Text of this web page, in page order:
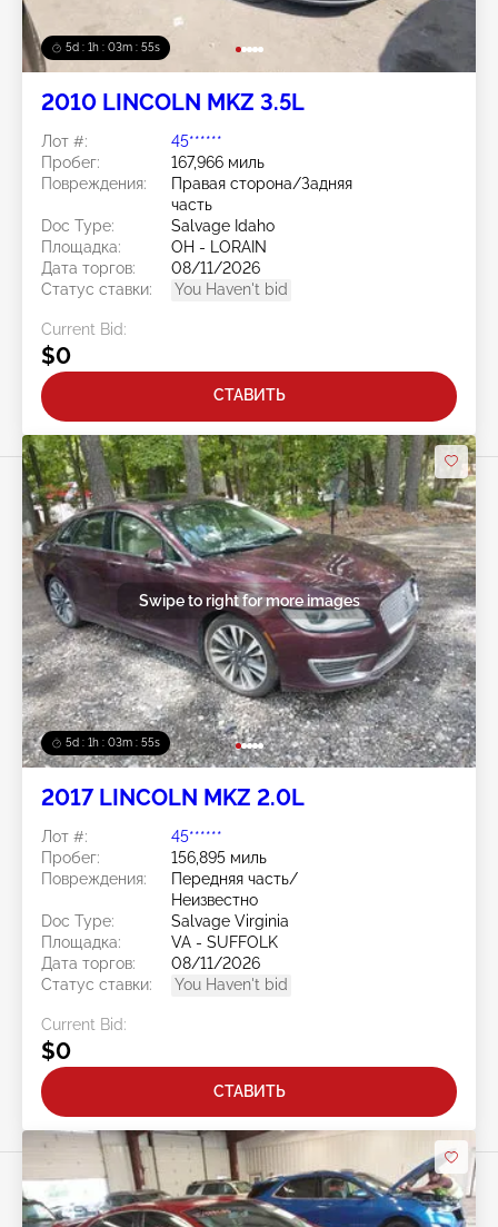
5d : 1h : 03m : 52s
2010 LINCOLN MKZ 3.5L
Лот #:
45******
Пробег:
167,966 миль
Повреждения:
Правая сторона/Задняя
часть
Doc Type:
Salvage Idaho
Площадка:
OH - LORAIN
Дата торгов:
08/11/2026
Статус ставки:
You Haven't bid
Current Bid:
$0
СТАВИТЬ
5d : 1h : 03m : 52s
Swipe to right for more images
2017 LINCOLN MKZ 2.0L
Лот #:
45******
Пробег:
156,895 миль
Повреждения:
Передняя часть/
Неизвестно
Doc Type:
Salvage Virginia
Площадка:
VA - SUFFOLK
Дата торгов:
08/11/2026
Статус ставки:
You Haven't bid
Current Bid:
$0
СТАВИТЬ